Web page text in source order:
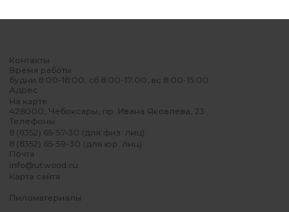
Контакты
Время работы
будни 8:00-18:00, сб 8:00-17:00, вс 8:00-15:00
Адрес
На карте
428000, Чебоксары, пр. Ивана Яковлева, 23
Телефоны
8 (8352) 65-57-30 (для физ. лиц)
8 (8352) 65-59-30 (для юр. лиц)
Почта
info@utwood.ru
Карта сайта
Пиломатериалы